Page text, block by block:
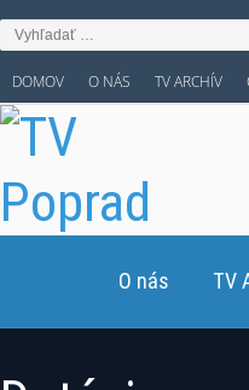
DOMOV O NÁS TV ARCHÍV
O nás TV